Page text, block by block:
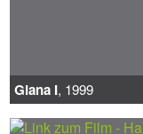
Giana I, 1999